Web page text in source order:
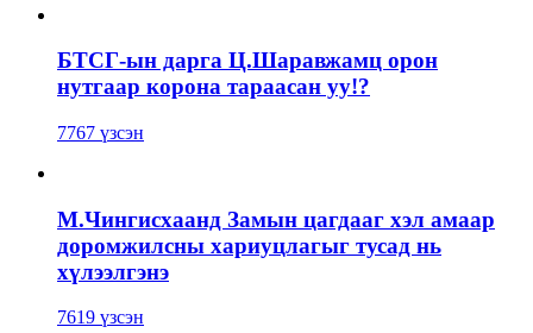
БТСГ-ын дарга Ц.Шаравжамц орон
нутгаар корона тараасан уу!?
7767 үзсэн
М.Чингисхаанд Замын цагдааг хэл амаар
доромжилсны хариуцлагыг тусад нь
хүлээлгэнэ
7619 үзсэн